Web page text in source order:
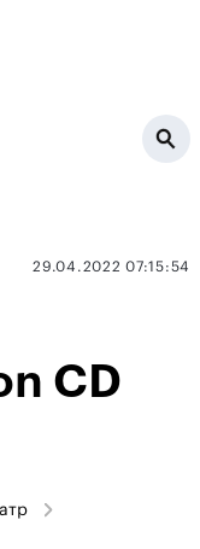
29.04.2022 07:15:54
CD